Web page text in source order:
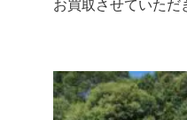
お買取させていた